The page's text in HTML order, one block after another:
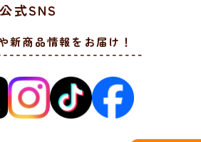
公式SNS
新商品情報をお届け！